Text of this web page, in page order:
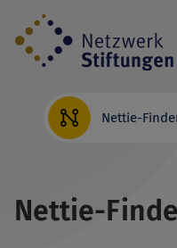
Direkt
zum
Inhalt
Nettie-
Nettie-